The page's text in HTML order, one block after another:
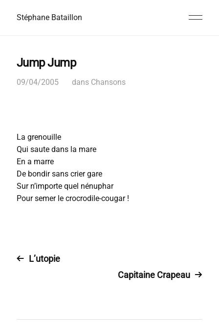
Stéphane Bataillon
Jump Jump
09/04/2005 dans Chansons
La grenouille
Qui saute dans la mare
En a marre
De bondir sans crier gare
Sur n’importe quel nénuphar
Pour semer le crocrodile-cougar !
L’utopie
Capitaine Crapeau